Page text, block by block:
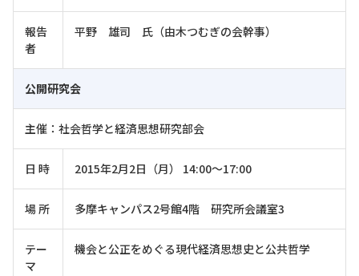
報告
者
平野 雄司 氏（由木つむぎの会幹事）
公開研究会
主催：社会哲学と経済思想研究部会
日 時 2015年2月2日（月） 14:00～17:00
場 所 多摩キャンパス2号館4階 研究所会議室3
テー
マ
機会と公正をめぐる現代経済思想史と公共哲学